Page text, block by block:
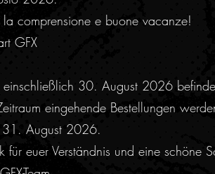
comprensione e buone vacanze!
GFX
30. August 2026
eingehende Bestellungen
August 2026.
für euer Verständnis und eine schöne